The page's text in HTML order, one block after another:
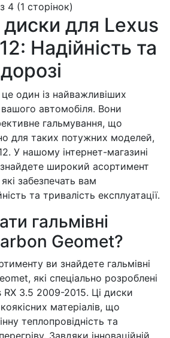
4 (1 сторінок)
диски для Lexus
Надійність та
один із найважливіших
автомобіля. Вони
гальмування, що
для таких потужних моделей,
У нашому інтернет-магазині
широкий асортимент
забезпечать вам
та тривалість експлуатації.
гальмівні
Geomet?
ви знайдете гальмівні
які спеціально розроблені
3.5 2009-2015. Ці диски
матеріалів, що
теплопровідність та
Завдяки інноваційній